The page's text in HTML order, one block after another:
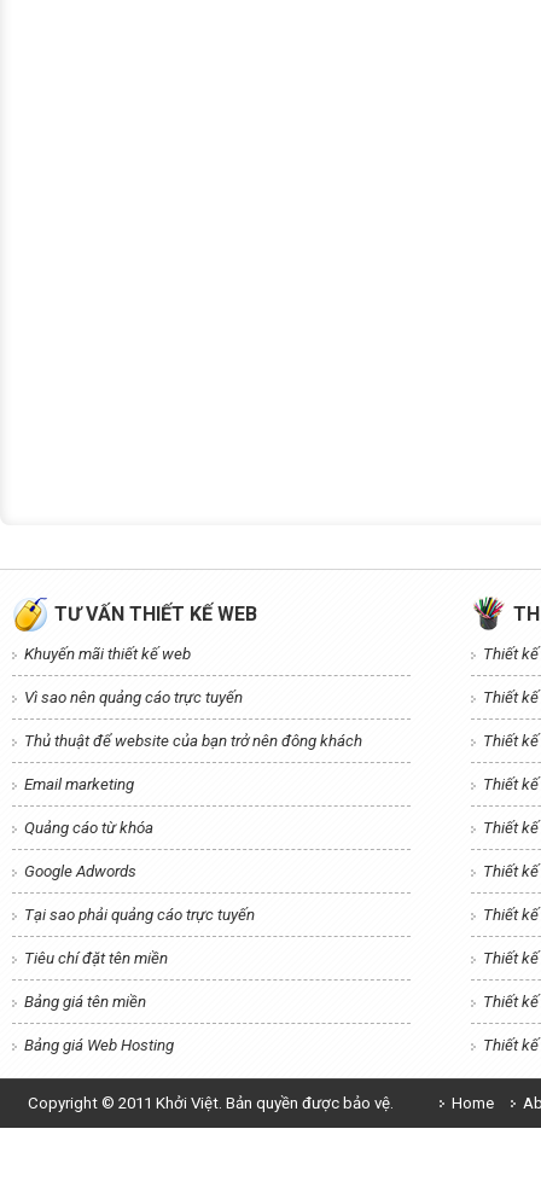
TƯ VẤN THIẾT KẾ WEB
Khuyến mãi thiết kế web
Vì sao nên quảng cáo trực tuyến
Thủ thuật để website của bạn trở nên đông khách
Email marketing
Quảng cáo từ khóa
Google Adwords
Tại sao phải quảng cáo trực tuyến
Tiêu chí đặt tên miền
Bảng giá tên miền
Bảng giá Web Hosting
Thiết
Thiết
Thiết
Thiết
Thiết
Thiết
Thiết
Thiết
Thiết
Thiết
Copyright © 2011 Khởi Việt. Bản quyền được bảo vệ. Home